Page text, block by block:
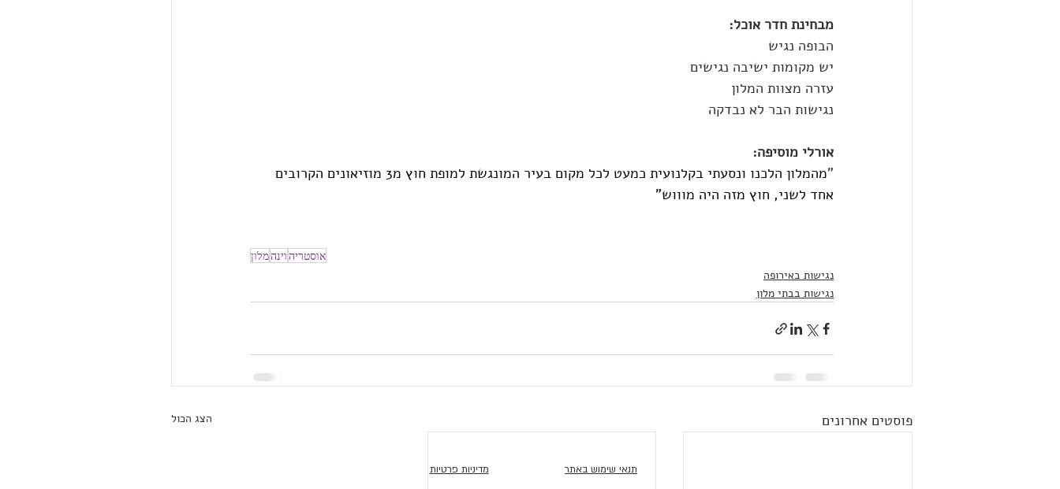
מבחינת חדר אוכל:
הבופה נגיש
יש מקומות ישיבה נגישים
עזרה מצוות המלון
נגישות הבר לא נבדקה
אורלי מוסיפה:
"
מהמלון הלכנו ונסעתי בקלנועית כמעט לכל מקום בעיר המונגשת למופת חוץ מ3 מוזיאונים הקרובים
אחד לשני, חוץ מזה היה מוווש"
אוסטריהוינהמלון
נגישות באירופה
נגישות בבתי מלון
פוסטים אחרונים הצג הכול
מדיניות פרטיות תנאי שימוש באתר